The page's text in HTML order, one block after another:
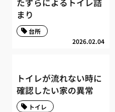
たずらによるトイレ詰
まり
2026.02.04
台所
トイレが流れない時に
確認したい家の異常
トイレ